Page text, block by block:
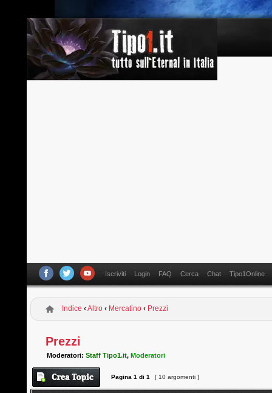
Iscriviti Login FAQ Cerca Chat Tipo1Online
Indice ‹Altro ‹ Mercatino ‹ Prezzi
Prezzi
Moderatori:Staff Tipo1.it,Moderatori
Pagina1 di1 [ 10 argomenti ]